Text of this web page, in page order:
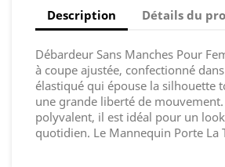
Description Détails du
Débardeur Sans Manches Pour
à coupe ajustée, confectionné
élastiqué qui épouse la silhouette
une grande liberté de
polyvalent, il est idéal pour un
quotidien. Le Mannequin Porte La